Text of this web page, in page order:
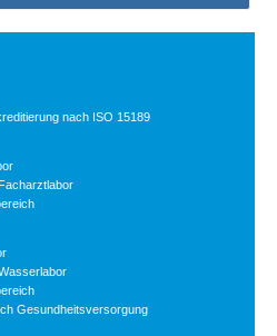
nach ISO 15189
Gesundheitsversorgung